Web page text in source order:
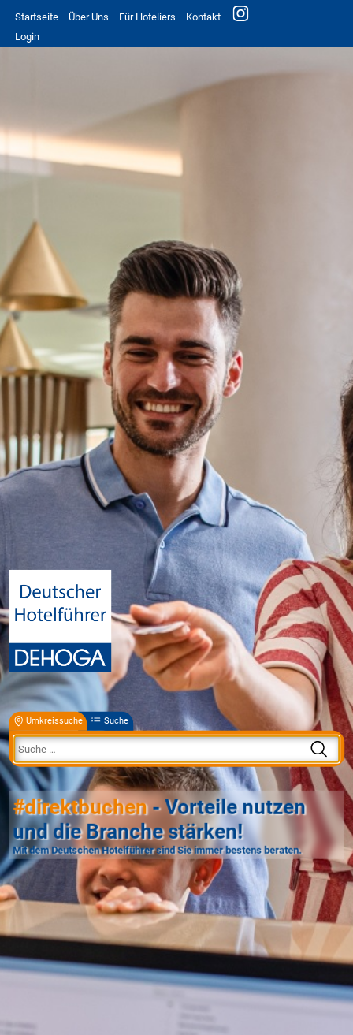
Startseite Über Uns Für Hoteliers
Kontakt
Login
Umkreissuche Suche
#direktbuchen- Vorteile nutzen
und die Branche stärken!
Mit dem Deutschen Hotelführer sind Sie immer bestens beraten.